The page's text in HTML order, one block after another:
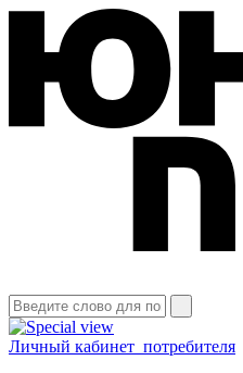
Личный кабинет потребителя